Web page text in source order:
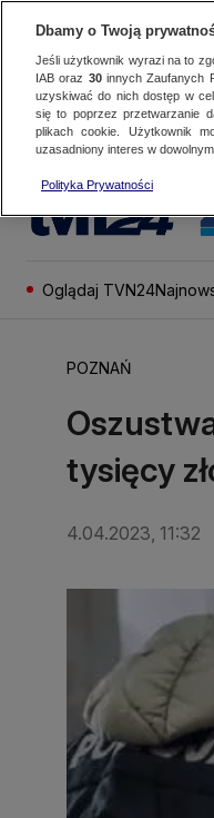
Oglądaj TVN24
POZNAŃ
tysięcy
4.04.2023, 11:32
Dbamy o Twoją
Jeśli użytkownik wyrazi na to
IAB oraz 30innych Zaufanych
uzyskiwać do nich dostęp w
się to poprzez przetwarzanie
plikach cookie. Użytkownik
uzasadniony interes w
Polityka Prywatności